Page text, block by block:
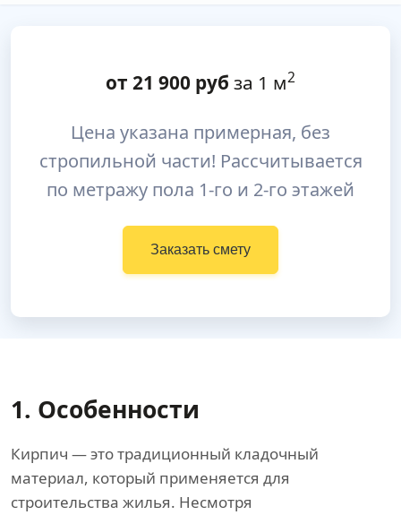
от 21 900 руб за 1 м2
Цена указана примерная, без
стропильной части! Рассчитывается
по метражу пола 1-го и 2-го этажей
Заказать смету
1. Особенности
Кирпич — это традиционный кладочный
материал, который применяется для
строительства жилья. Несмотря